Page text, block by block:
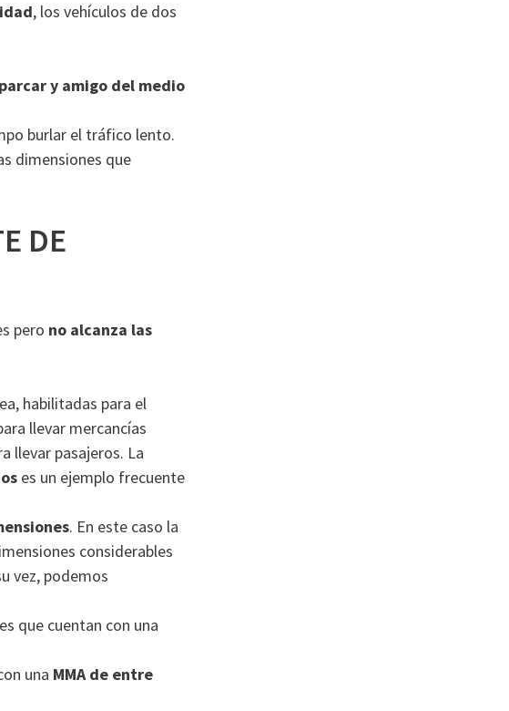
, los vehículos de dos
y amigo del medio
burlar el tráfico lento.
dimensiones que
DE
pero no alcanza las
habilitadas para el
llevar mercancías
llevar pasajeros. La
es un ejemplo frecuente
. En este caso la
considerables
vez, podemos
que cuentan con una
una MMA de entre